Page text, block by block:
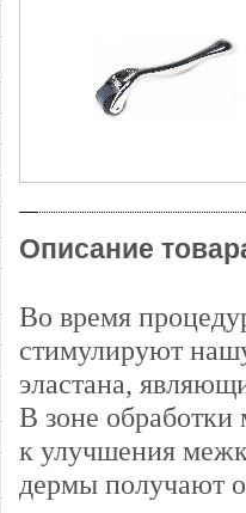
Описание
Во время
стимулируют
эластана,
В зоне обработки
к улучшения
дермы получают